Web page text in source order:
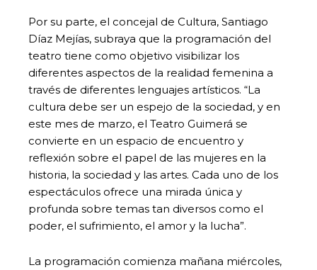
Por su parte, el concejal de Cultura, Santiago
Díaz Mejías, subraya que la programación del
teatro tiene como objetivo visibilizar los
diferentes aspectos de la realidad femenina a
través de diferentes lenguajes artísticos. “La
cultura debe ser un espejo de la sociedad, y en
este mes de marzo, el Teatro Guimerá se
convierte en un espacio de encuentro y
reflexión sobre el papel de las mujeres en la
historia, la sociedad y las artes. Cada uno de los
espectáculos ofrece una mirada única y
profunda sobre temas tan diversos como el
poder, el sufrimiento, el amor y la lucha”.
La programación comienza mañana miércoles,